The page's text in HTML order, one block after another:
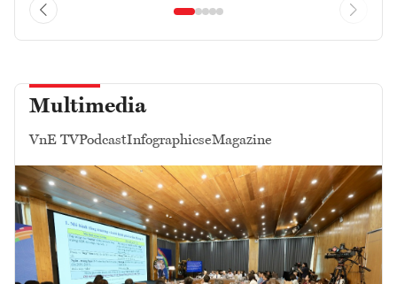
Multimedia
VnE TVPodcastInfographicseMagazine